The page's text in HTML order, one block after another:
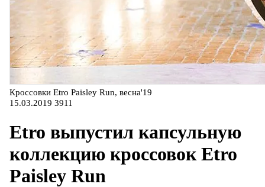
Кроссовки Etro Paisley Run, весна'19
15.03.2019 3911
Etro выпустил капсульную
коллекцию кроссовок Etro
Paisley Run